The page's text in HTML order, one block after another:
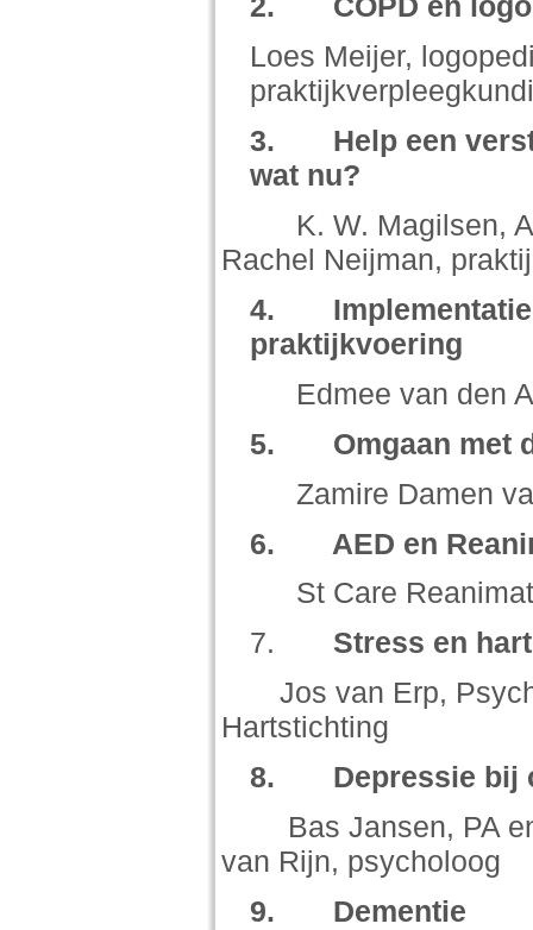
Loes Meijer,
3. Help een
wat nu?
K. W. Magilsen,
Rachel Neijman,
4.
praktijkvoering
Edmee van den
5. Omgaan met
Zamire Damen van
6. AED en
St Care
7. Stress en
Jos van Erp,
Hartstichting
8. Depressie bij
Bas Jansen, PA en
van Rijn, psycholoog
9. Dementie